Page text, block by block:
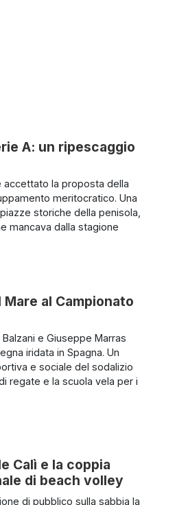
A: un ripescaggio
accettato la proposta della
meritocratico. Una
storiche della penisola,
mancava dalla stagione
al Campionato
e Giuseppe Marras
iridata in Spagna. Un
e sociale del sodalizio
regate e la scuola vela per i
Calì e la coppia
di beach volley
di pubblico sulla sabbia la